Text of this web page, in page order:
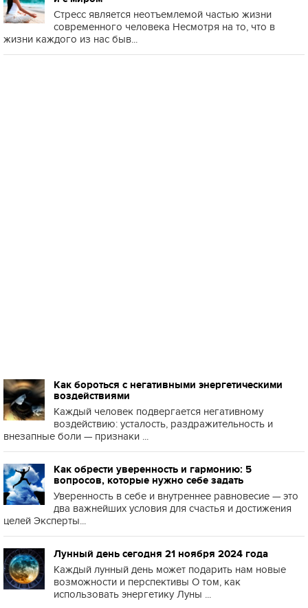
Стресс является неотъемлемой частью жизни
современного человека Несмотря на то, что в
жизни каждого из нас быв...
Как бороться с негативными энергетическими
воздействиями
Каждый человек подвергается негативному
воздействию: усталость, раздражительность и
внезапные боли — признаки ...
Как обрести уверенность и гармонию: 5
вопросов, которые нужно себе задать
Уверенность в себе и внутреннее равновесие — это
два важнейших условия для счастья и достижения
целей Эксперты...
Лунный день сегодня 21 ноября 2024 года
Каждый лунный день может подарить нам новые
возможности и перспективы О том, как
использовать энергетику Луны ...